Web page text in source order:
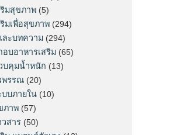
มสุขภาพ (5)
มเพื่อสุขภาพ (294)
ละบทความ (294)
บอาหารเสริม (65)
บคุมน้ำหนัก (13)
พรรณ (20)
บบภายใน (10)
ภาพ (57)
สาร (50)